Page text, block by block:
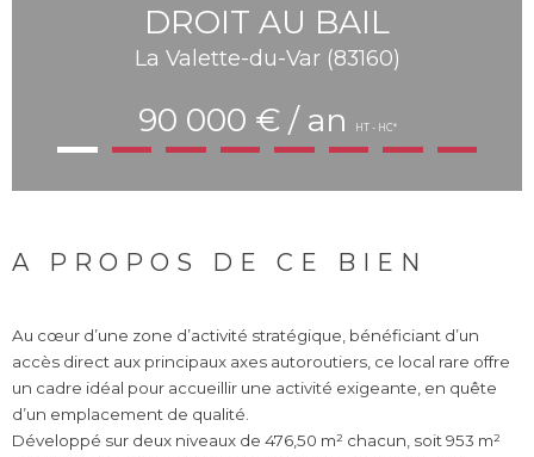
DROIT AU BAIL
La Valette-du-Var (83160)
90 000 € / an HT - HC*
A PROPOS DE CE BIEN
Au cœur d’une zone d’activité stratégique, bénéficiant d’un
accès direct aux principaux axes autoroutiers, ce local rare offre
un cadre idéal pour accueillir une activité exigeante, en quête
d’un emplacement de qualité.
Développé sur deux niveaux de 476,50 m² chacun, soit 953 m²